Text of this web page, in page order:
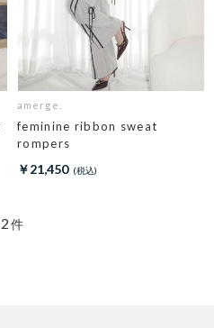
amerge.
feminine ribbon sweat
rompers
￥21,450
2件